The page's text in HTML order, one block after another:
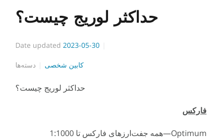
حداکثر لوریج چیست؟
Date updated 2023-05-30
دسته‌ها کابین شخصی
حداکثر لوریج چیست؟
فارکس
Optimum—همه جفت‌ارزهای فارکس تا 1:1000